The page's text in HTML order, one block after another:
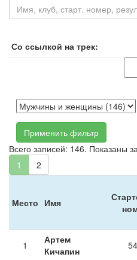
Со ссылкой на трек:
Применить фильтр
Всего записей: 146. Показаны
1
2
Место Имя
1
Артем
Кичапин